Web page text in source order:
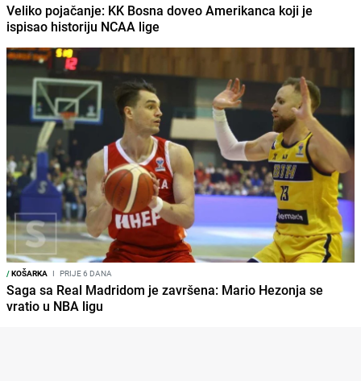
Veliko pojačanje: KK Bosna doveo Amerikanca koji je
ispisao historiju NCAA lige
/KOŠARKA I PRIJE 6 DANA
Saga sa Real Madridom je završena: Mario Hezonja se
vratio u NBA ligu